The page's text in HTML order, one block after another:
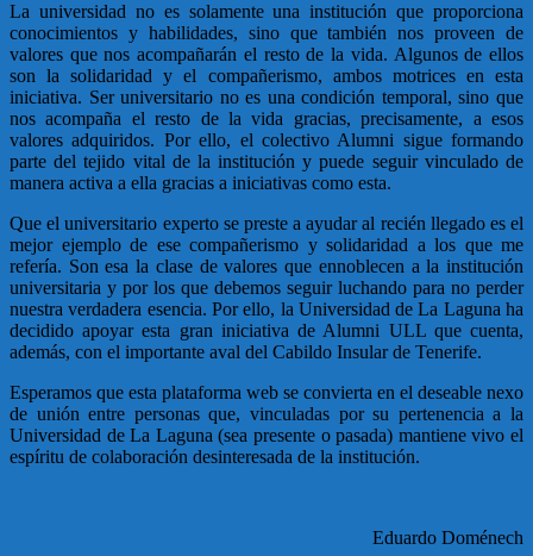
La universidad no es solamente una institución que proporciona
conocimientos y habilidades, sino que también nos proveen de
valores que nos acompañarán el resto de la vida. Algunos de ellos
son la solidaridad y el compañerismo, ambos motrices en esta
iniciativa. Ser universitario no es una condición temporal, sino que
nos acompaña el resto de la vida gracias, precisamente, a esos
valores adquiridos. Por ello, el colectivo Alumni sigue formando
parte del tejido vital de la institución y puede seguir vinculado de
manera activa a ella gracias a iniciativas como esta.
Que el universitario experto se preste a ayudar al recién llegado es el
mejor ejemplo de ese compañerismo y solidaridad a los que me
refería. Son esa la clase de valores que ennoblecen a la institución
universitaria y por los que debemos seguir luchando para no perder
nuestra verdadera esencia. Por ello, la Universidad de La Laguna ha
decidido apoyar esta gran iniciativa de Alumni ULL que cuenta,
además, con el importante aval del Cabildo Insular de Tenerife.
Esperamos que esta plataforma web se convierta en el deseable nexo
de unión entre personas que, vinculadas por su pertenencia a la
Universidad de La Laguna (sea presente o pasada) mantiene vivo el
espíritu de colaboración desinteresada de la institución.
Eduardo Doménech